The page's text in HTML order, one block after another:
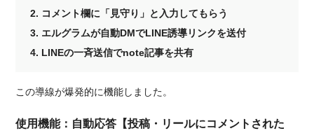
2. コメント欄に「見守り」と入力してもらう
3. エルグラムが自動DMでLINE誘導リンクを送付
4. LINEの一斉送信でnote記事を共有
この導線が爆発的に機能しました。
使用機能：自動応答【投稿・リールにコメントされた